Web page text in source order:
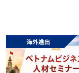
海外進出